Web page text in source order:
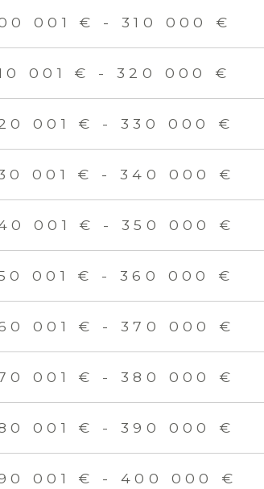
001 € - 310 000 €
001 € - 320 000 €
001 € - 330 000 €
001 € - 340 000 €
001 € - 350 000 €
001 € - 360 000 €
001 € - 370 000 €
001 € - 380 000 €
001 € - 390 000 €
001 € - 400 000 €